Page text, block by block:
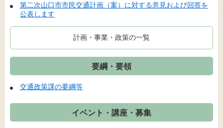
第二次山口市市民交通計画（案）に対する意見および回答を
公表します
計画・事業・政策の一覧
要綱・要領
交通政策課の要綱等
イベント・講座・募集